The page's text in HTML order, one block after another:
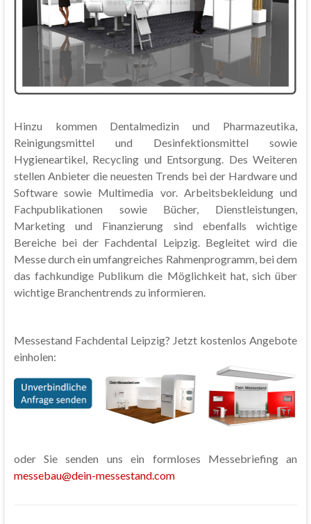
Hinzu kommen Dentalmedizin und Pharmazeutika,
Reinigungsmittel und Desinfektionsmittel sowie
Hygieneartikel, Recycling und Entsorgung. Des Weiteren
stellen Anbieter die neuesten Trends bei der Hardware und
Software sowie Multimedia vor. Arbeitsbekleidung und
Fachpublikationen sowie Bücher, Dienstleistungen,
Marketing und Finanzierung sind ebenfalls wichtige
Bereiche bei der Fachdental Leipzig. Begleitet wird die
Messe durch ein umfangreiches Rahmenprogramm, bei dem
das fachkundige Publikum die Möglichkeit hat, sich über
wichtige Branchentrends zu informieren.
Messestand Fachdental Leipzig? Jetzt kostenlos Angebote
einholen:
oder Sie senden uns ein formloses Messebriefing an
messebau@dein-messestand.com